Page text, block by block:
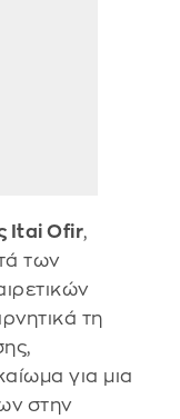
Itai Ofir,
των
τη
για μια
στην